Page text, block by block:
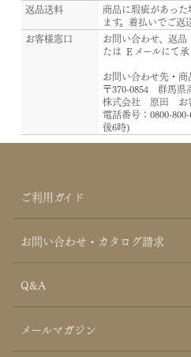
返品送料
商品に瑕疵があっ
ます。着払いでご返
お客様窓口
お問い合わせ、返
たは Ｅメールにて承
お問い合わせ先・
〒370-0854 群馬県
株式会社 原田 お
電話番号：0800-
後6時)
ご利用ガイド
お問い合わせ・カタログ請求
Q&A
メールマガジン